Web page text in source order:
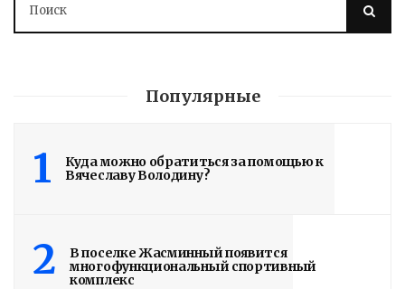
Популярные
1
Куда можно обратиться за помощью к
Вячеславу Володину?
2
В поселке Жасминный появится
многофункциональный спортивный
комплекс